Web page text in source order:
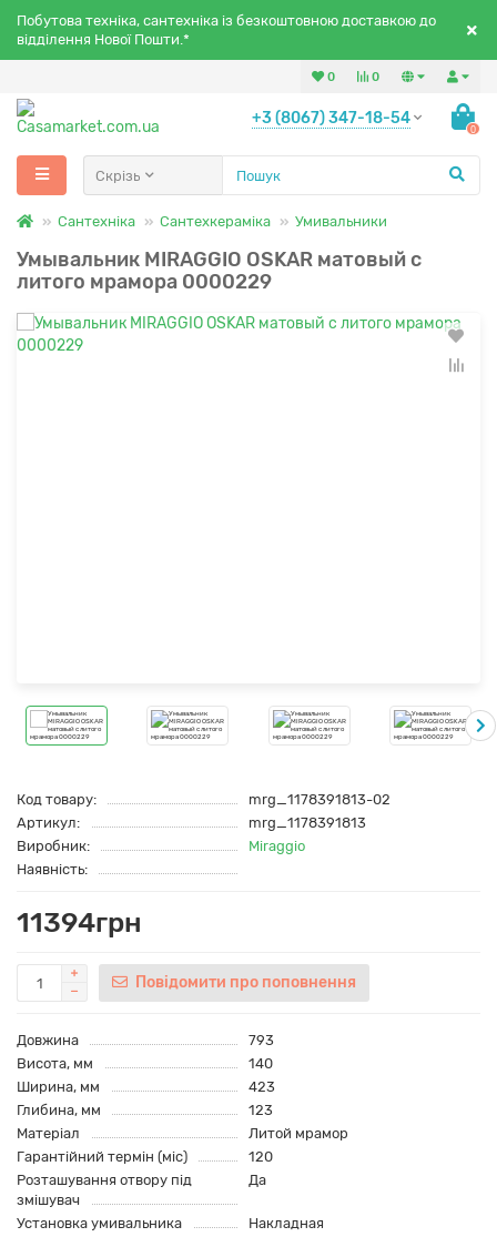
Побутова техніка, сантехніка із безкоштовною доставкою до
відділення Нової Пошти.*
0
0
+3 (8067) 347-18-54
0
Скрізь
Сантехніка Сантехкераміка Умивальники
Умывальник MIRAGGIO OSKAR матовый с
литого мрамора 0000229
Код товару:
mrg_1178391813-02
Артикул:
mrg_1178391813
Виробник:
Miraggio
Наявність:
11394грн
Повідомити про поповнення
Довжина
793
Висота, мм
140
Ширина, мм
423
Глибина, мм
123
Матеріал
Литой мрамор
Гарантійний термін (міс)
120
Розташування отвору під
змішувач
Да
Установка умивальника
Накладная